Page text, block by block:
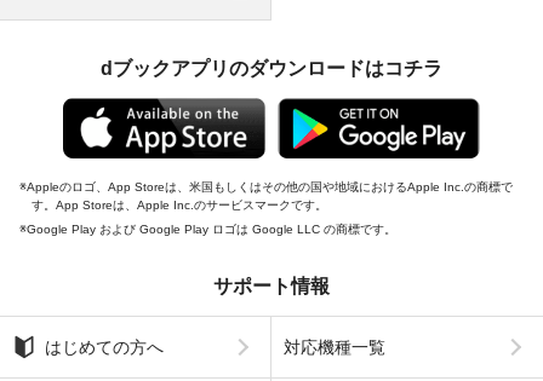
dブックアプリのダウンロードはコチラ
Appleのロゴ、App Storeは、米国もしくはその他の国や地域におけるApple Inc.の商標で
す。App Storeは、Apple Inc.のサービスマークです。
Google Play および Google Play ロゴは Google LLC の商標です。
サポート情報
はじめての方へ 対応機種一覧